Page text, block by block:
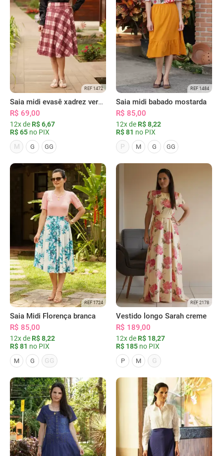
REF 1472
Saia midi evasê xadrez vermelha
R$ 69,00
12x de R$ 6,67
R$ 65 no PIX
M
G GG
REF 1484
Saia midi babado mostarda
R$ 85,00
12x de R$ 8,22
R$ 81 no PIX
P
M G GG
REF 1724
Saia Midi Florença branca
R$ 85,00
12x de R$ 8,22
R$ 81 no PIX
M G GG
REF 2178
Vestido longo Sarah creme
R$ 189,00
12x de R$ 18,27
R$ 185 no PIX
P M G